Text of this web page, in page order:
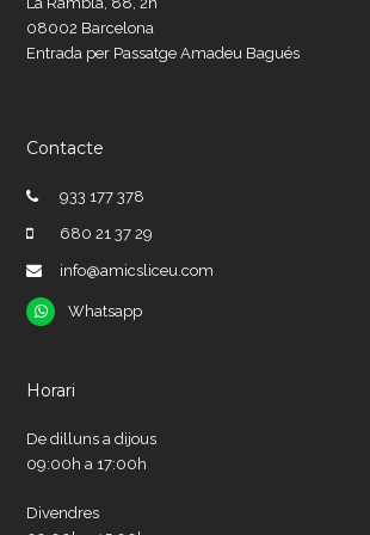
08002 Barcelona
Entrada per Passatge Amadeu Bagués
Contacte
933 177 378
680 21 37 29
info@amicsliceu.com
Whatsapp
Whatsapp
Horari
De dilluns a dijous
09:00h a 17:00h
Divendres